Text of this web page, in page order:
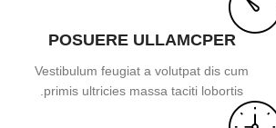
POSUERE ULLAMCPER
Vestibulum feugiat a volutpat dis cum
primis ultricies massa taciti lobortis.